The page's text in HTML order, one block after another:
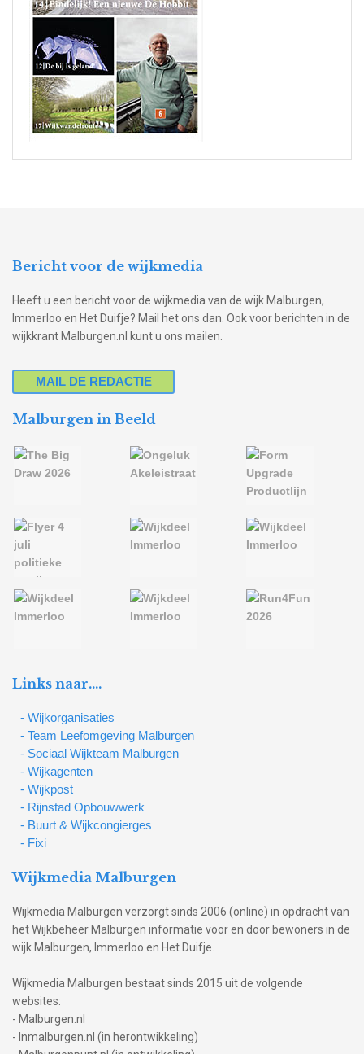
Bericht voor de wijkmedia
Heeft u een bericht voor de wijkmedia van de wijk Malburgen,
Immerloo en Het Duifje? Mail het ons dan. Ook voor berichten in de
wijkkrant Malburgen.nl kunt u ons mailen.
MAIL DE REDACTIE
Malburgen in Beeld
Links naar….
- Wijkorganisaties
- Team Leefomgeving Malburgen
- Sociaal Wijkteam Malburgen
- Wijkagenten
- Wijkpost
- Rijnstad Opbouwwerk
- Buurt & Wijkcongierges
- Fixi
Wijkmedia Malburgen
Wijkmedia Malburgen verzorgt sinds 2006 (online) in opdracht van
het Wijkbeheer Malburgen informatie voor en door bewoners in de
wijk Malburgen, Immerloo en Het Duifje.
Wijkmedia Malburgen bestaat sinds 2015 uit de volgende
websites:
- Malburgen.nl
- Inmalburgen.nl (in herontwikkeling)